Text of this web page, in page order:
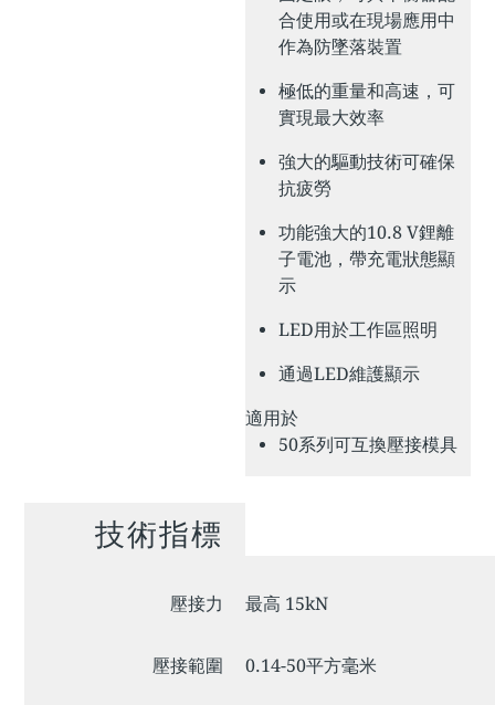
合使用或在現場應用中
作為防墜落裝置
極低的重量和高速，可
實現最大效率
強大的驅動技術可確保
抗疲勞
功能強大的10.8 V鋰離
子電池，帶充電狀態顯
示
LED用於工作區照明
通過LED維護顯示
適用於
50系列可互換壓接模具
技術指標
壓接力 最高 15kN
壓接範圍 0.14-50平方毫米